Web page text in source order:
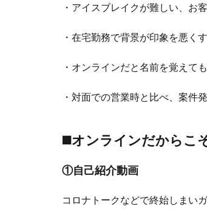
・アイスブレイクが難しい、お
・在宅勤務で背景が印象を悪く
・オンラインだと名前を覚えて
・対面での営業時と比べ、案件
◼️オンラインだからこ
①自己紹介動画
コロナトークなどで終始しまい